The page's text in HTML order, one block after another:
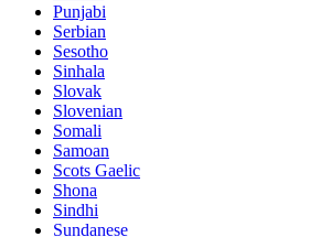
Punjabi
Serbian
Sesotho
Sinhala
Slovak
Slovenian
Somali
Samoan
Scots Gaelic
Shona
Sindhi
Sundanese